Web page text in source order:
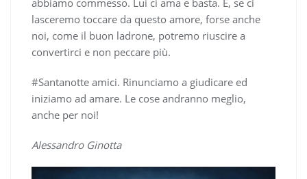
lasceremo toccare da questo amore, forse anche
noi, come il buon ladrone, potremo riuscire a
convertirci e non peccare più.
#Santanotte amici. Rinunciamo a giudicare ed
iniziamo ad amare. Le cose andranno meglio,
anche per noi!
Alessandro Ginotta